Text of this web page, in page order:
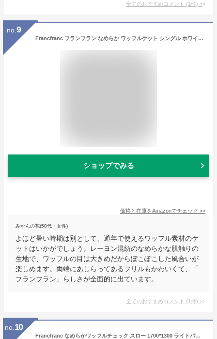
全てのおすすめコメント (1件) >
no. 9
Francfranc フランフラン なめらか ワッフルケット シングル ホワイト ブランケット フリル 膝掛け
ショップでみる
価格と在庫をAmazonでチェック >>
みかんの花(50代・女性)
よほど暑い時期は別として、通年で使えるワッフル素材のケ
ットはいかがでしょう。レーヨン混紡のなめらかな肌触りの
生地で、ワッフルの目は大きめだからぽこぽこした風合いが
楽しめます。両端にあしらってあるフリルもかわいくて、「
フランフラン」らしさが全面的に出ています。
全てのおすすめコメント (1件) >
no. 10
Francfranc なめらかワッフルチェック スロー 1700*1300 ライトパープル*グリーン フランフラン インテリア・生活雑貨 ブランケット・ひざ掛け パープル【送料無料】